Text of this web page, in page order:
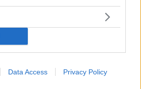
Data Access Privacy Policy